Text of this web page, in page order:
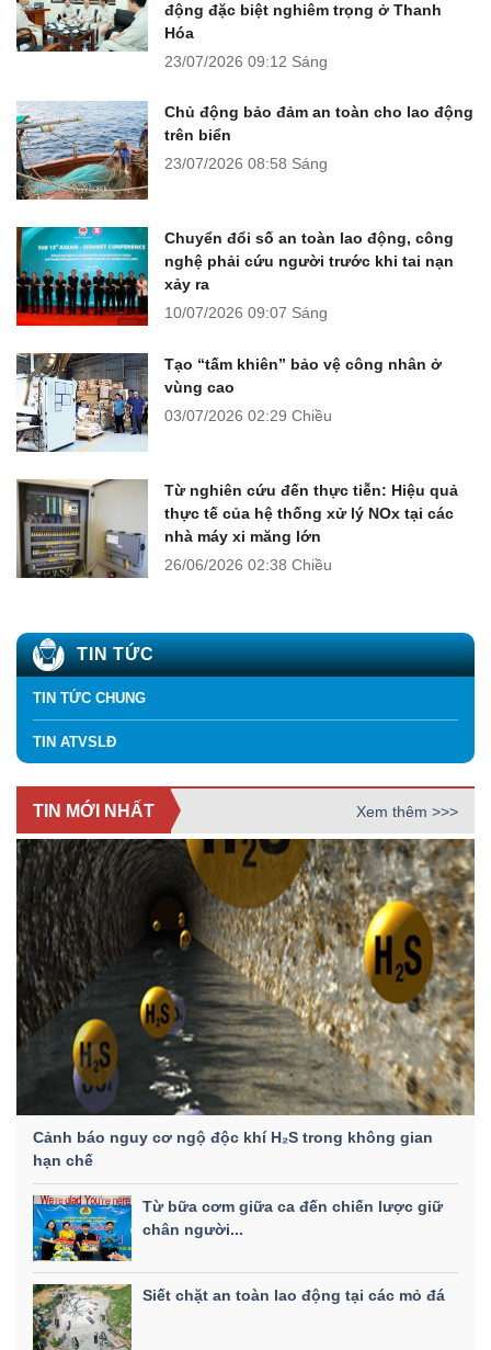
động đặc biệt nghiêm trọng ở Thanh
Hóa
23/07/2026 09:12 Sáng
Chủ động bảo đảm an toàn cho lao động
trên biển
23/07/2026 08:58 Sáng
Chuyển đổi số an toàn lao động, công
nghệ phải cứu người trước khi tai nạn
xảy ra
10/07/2026 09:07 Sáng
Tạo “tấm khiên” bảo vệ công nhân ở
vùng cao
03/07/2026 02:29 Chiều
Từ nghiên cứu đến thực tiễn: Hiệu quả
thực tế của hệ thống xử lý NOx tại các
nhà máy xi măng lớn
26/06/2026 02:38 Chiều
TIN TỨC
TIN TỨC CHUNG
TIN ATVSLĐ
TIN MỚI NHẤT Xem thêm >>>
Cảnh báo nguy cơ ngộ độc khí H₂S trong không gian
hạn chế
Từ bữa cơm giữa ca đến chiến lược giữ
chân người...
Siết chặt an toàn lao động tại các mỏ đá